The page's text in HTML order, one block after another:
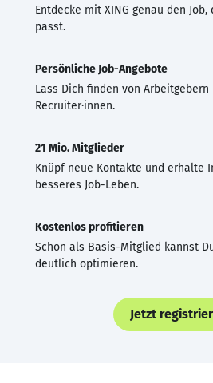
Entdecke mit XING genau den
passt.
Persönliche Job-Angebote
Lass Dich finden von Arbeitgebern
Recruiter·innen.
21 Mio. Mitglieder
Knüpf neue Kontakte und erhalte
besseres Job-Leben.
Kostenlos profitieren
Schon als Basis-Mitglied kannst
deutlich optimieren.
Jetzt